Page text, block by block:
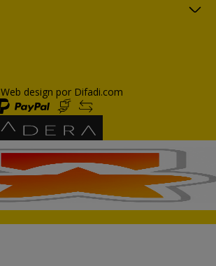
Web design por Difadi.com